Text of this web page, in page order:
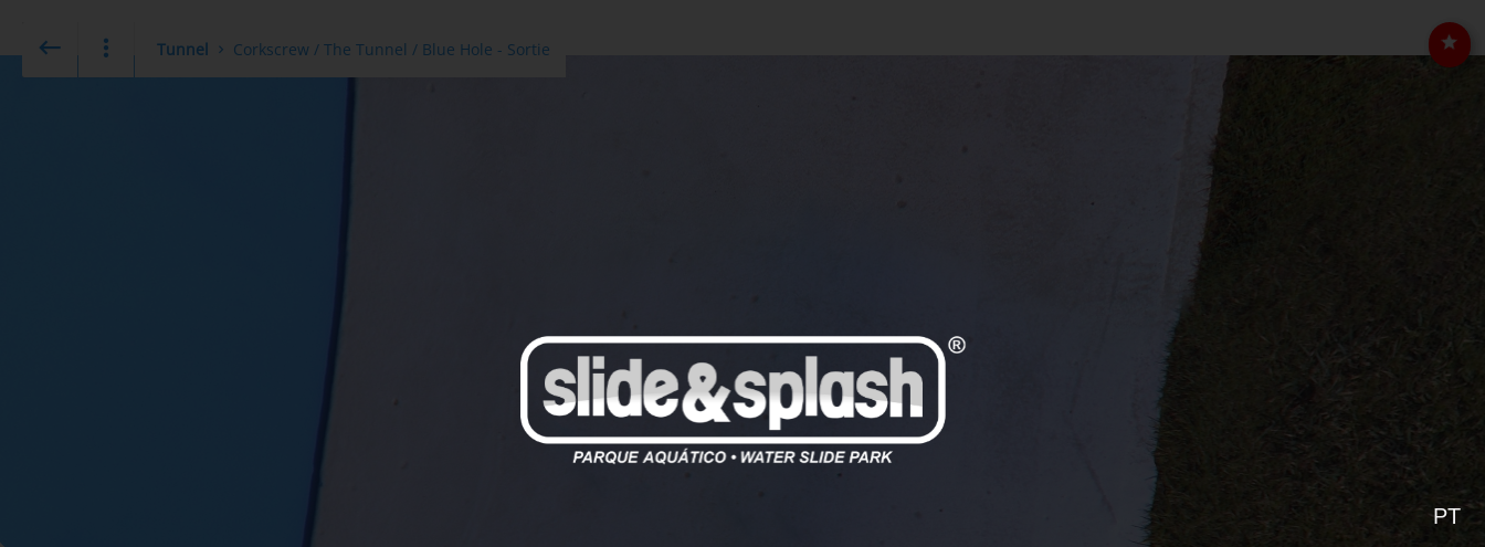
Tunnel Corkscrew / The Tunnel / Blue Hole - Sortie
PT